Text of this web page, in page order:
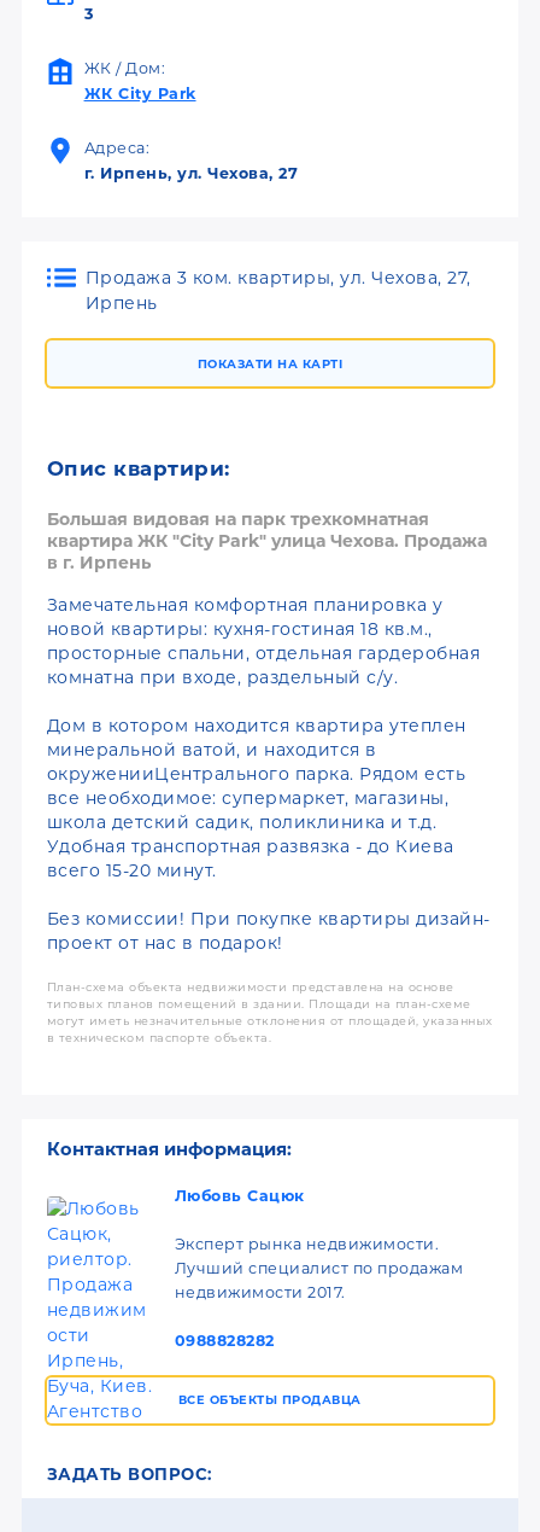
3
ЖК / Дом:
ЖК City Park
Адреса:
г. Ирпень, ул. Чехова, 27
Продажа 3 ком. квартиры, ул. Чехова, 27,
Ирпень
ПОКАЗАТИ НА КАРТІ
Опис квартири:
Большая видовая на парк трехкомнатная
квартира ЖК "City Park" улица Чехова. Продажа
в г. Ирпень
Замечательная комфортная планировка у
новой квартиры: кухня-гостиная 18 кв.м.,
просторные спальни, отдельная гардеробная
комнатна при входе, раздельный с/у.
Дом в котором находится квартира утеплен
минеральной ватой, и находится в
окруженииЦентрального парка. Рядом есть
все необходимое: супермаркет, магазины,
школа детский садик, поликлиника и т.д.
Удобная транспортная развязка - до Киева
всего 15-20 минут.
Без комиссии! При покупке квартиры дизайн-
проект от нас в подарок!
План-схема объекта недвижимости представлена на основе
типовых планов помещений в здании. Площади на план-схеме
могут иметь незначительные отклонения от площадей, указанных
в техническом паспорте объекта.
Контактная информация:
Любовь Сацюк
Эксперт рынка недвижимости.
Лучший специалист по продажам
недвижимости 2017.
0988828282
ВСЕ ОБЪЕКТЫ ПРОДАВЦА
ЗАДАТЬ ВОПРОС: